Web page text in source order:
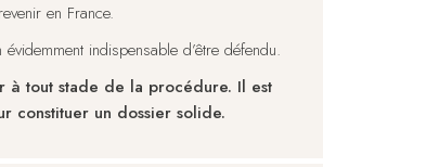
en France.
indispensable d’être défendu.
à tout stade de la procédure. Il est
constituer un dossier solide.